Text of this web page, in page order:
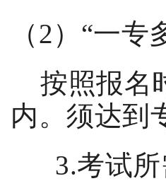
（2） “一专
按照报名
内。须达到
3.考试